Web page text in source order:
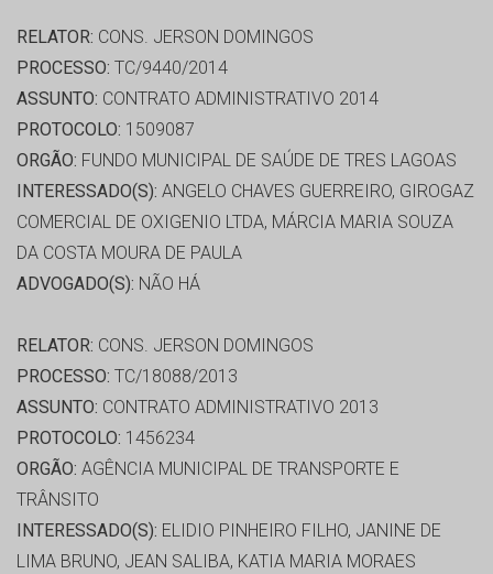
RELATOR: CONS. JERSON DOMINGOS
PROCESSO: TC/9440/2014
ASSUNTO: CONTRATO ADMINISTRATIVO 2014
PROTOCOLO: 1509087
ORGÃO: FUNDO MUNICIPAL DE SAÚDE DE TRES LAGOAS
INTERESSADO(S): ANGELO CHAVES GUERREIRO, GIROGAZ
COMERCIAL DE OXIGENIO LTDA, MÁRCIA MARIA SOUZA
DA COSTA MOURA DE PAULA
ADVOGADO(S): NÃO HÁ
RELATOR: CONS. JERSON DOMINGOS
PROCESSO: TC/18088/2013
ASSUNTO: CONTRATO ADMINISTRATIVO 2013
PROTOCOLO: 1456234
ORGÃO: AGÊNCIA MUNICIPAL DE TRANSPORTE E
TRÂNSITO
INTERESSADO(S): ELIDIO PINHEIRO FILHO, JANINE DE
LIMA BRUNO, JEAN SALIBA, KATIA MARIA MORAES